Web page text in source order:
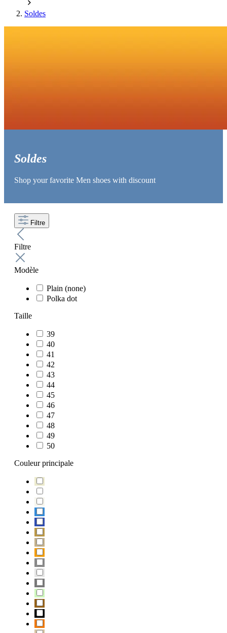
Soldes
Soldes
Shop your favorite Men shoes with discount
Filtre
Filtre
Modèle
Plain (none)
Polka dot
Taille
39
40
41
42
43
44
45
46
47
48
49
50
Couleur principale